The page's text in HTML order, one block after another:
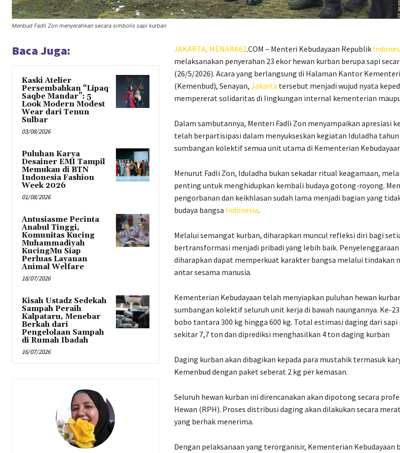
Menbud Fadli Zon menyerahkan secara simbolis sapi kurban
Baca Juga:
Kaski Atelier
Persembahkan “Lipaq
Saqbe Mandar”: 5
Look Modern Modest
Wear dari Tenun
Sulbar
03/08/2026
Puluhan Karya
Desainer EMI Tampil
Memukau di BTN
Indonesia Fashion
Week 2026
01/08/2026
Antusiasme Pecinta
Anabul Tinggi,
Komunitas Kucing
Muhammadiyah
KucingMu Siap
Perluas Layanan
Animal Welfare
18/07/2026
Kisah Ustadz Sedekah
Sampah Peraih
Kalpataru, Menebar
Berkah dari
Pengelolaan Sampah
di Rumah Ibadah
16/07/2026
JAKARTA, MENARA62.COM – Menteri Kebudayaan Republik
melaksanakan penyerahan 23 ekor hewan kurban berupa sapi
(26/5/2026). Acara yang berlangsung di Halaman Kantor
(Kemenbud), Senayan, Jakarta tersebut menjadi wujud nyata
mempererat solidaritas di lingkungan internal kementerian
Dalam sambutannya, Menteri Fadli Zon menyampaikan apresiasi
telah berpartisipasi dalam menyukseskan kegiatan Iduladha tahun
sumbangan kolektif semua unit utama di Kementerian
Menurut Fadli Zon, Iduladha bukan sekadar ritual keagamaan,
penting untuk menghidupkan kembali budaya gotong-royong.
pengorbanan dan keikhlasan sudah lama menjadi bagian yang
budaya bangsa Indonesia.
Melalui semangat kurban, diharapkan muncul refleksi diri bagi
bertransformasi menjadi pribadi yang lebih baik.
diharapkan dapat memperkuat karakter bangsa melalui
antar sesama manusia.
Kementerian Kebudayaan telah menyiapkan puluhan hewan
sumbangan kolektif seluruh unit kerja di bawah naungannya. Ke-
bobo tantara 300 kg hingga 600 kg. Total estimasi daging dari
sekitar 7,7 ton dan diprediksi menghasilkan 4 ton daging kurban
Daging kurban akan dibagikan kepada para mustahik termasuk
Kemenbud dengan paket seberat 2 kg per kemasan.
Seluruh hewan kurban ini direncanakan akan dipotong secara
Hewan (RPH). Proses distribusi daging akan dilakukan secara
yang berhak menerima.
Dengan pelaksanaan yang terorganisir, Kementerian